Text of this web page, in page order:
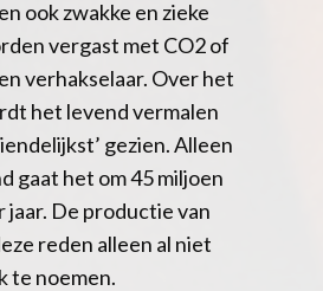
ook zwakke en zieke
vergast met CO2 of
verhakselaar. Over het
het levend vermalen
gezien. Alleen
gaat het om 45 miljoen
jaar. De productie van
reden alleen al niet
te noemen.